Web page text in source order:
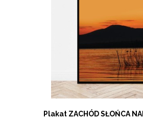
Plakat ZACHÓD SŁOŃCA